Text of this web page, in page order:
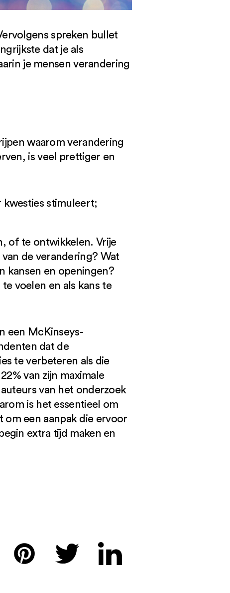
spreken bullet
dat je als
je mensen verandering
waarom verandering
is veel prettiger en
kwesties stimuleert;
of te ontwikkelen. Vrije
de verandering? Wat
kansen en openingen?
voelen en als kans te
een McKinseys-
dat de
te verbeteren als die
van zijn maximale
van het onderzoek
is het essentieel om
om een aanpak die ervoor
extra tijd maken en